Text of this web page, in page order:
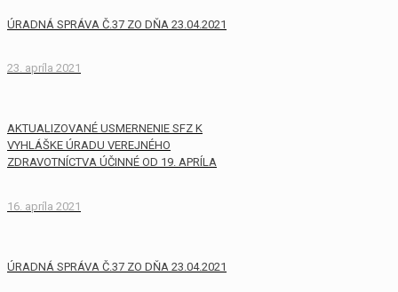
ÚRADNÁ SPRÁVA Č.37 ZO DŇA 23.04.2021
23. apríla 2021
AKTUALIZOVANÉ USMERNENIE SFZ K
VYHLÁŠKE ÚRADU VEREJNÉHO
ZDRAVOTNÍCTVA ÚČINNÉ OD 19. APRÍLA
16. apríla 2021
ÚRADNÁ SPRÁVA Č.37 ZO DŇA 23.04.2021